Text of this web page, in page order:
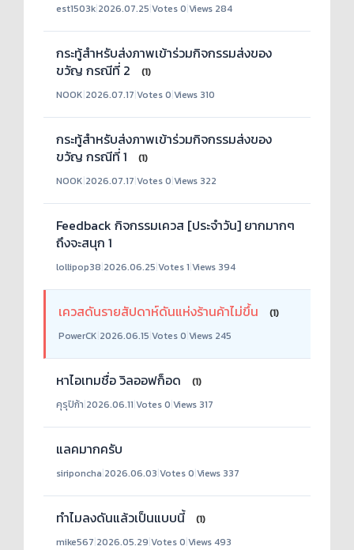
est1503k|2026.07.25|Votes 0|Views 284
กระทู้สำหรับส่งภาพเข้าร่วมกิจกรรมส่งของ
ขวัญ กรณีที่ 2
(1)
NOOK|2026.07.17|Votes 0|Views 310
กระทู้สำหรับส่งภาพเข้าร่วมกิจกรรมส่งของ
ขวัญ กรณีที่ 1
(1)
NOOK|2026.07.17|Votes 0|Views 322
Feedback กิจกรรมเควส [ประจำวัน] ยากมากๆ
ถึงจะสนุก 1
lollipop38|2026.06.25|Votes 1|Views 394
เควสดันรายสัปดาห์ดันแห่งร้านค้าไม่ขึ้น
(1)
PowerCK 2026.06.15 Votes 0 Views 245
หาไอเทมชื่อ วิลออฟก็อด
(1)
คุรุปิก้า|2026.06.11|Votes 0|Views 317
แลคมากครับ
siriponcha|2026.06.03|Votes 0|Views 337
ทำไมลงดันแล้วเป็นแบบนี้
(1)
mike567|2026.05.29|Votes 0|Views 493